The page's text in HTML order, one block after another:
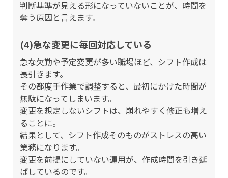
判断基準が見える形になっていないことが、時間を
奪う原因と言えます。
(4)急な変更に毎回対応している
急な欠勤や予定変更が多い職場ほど、シフト作成は
長引きます。
その都度手作業で調整すると、最初にかけた時間が
無駄になってしまいます。
変更を想定しないシフトは、崩れやすく修正も増え
ることに。
結果として、シフト作成そのものがストレスの高い
業務になります。
変更を前提にしていない運用が、作成時間を引き延
ばしているのです。